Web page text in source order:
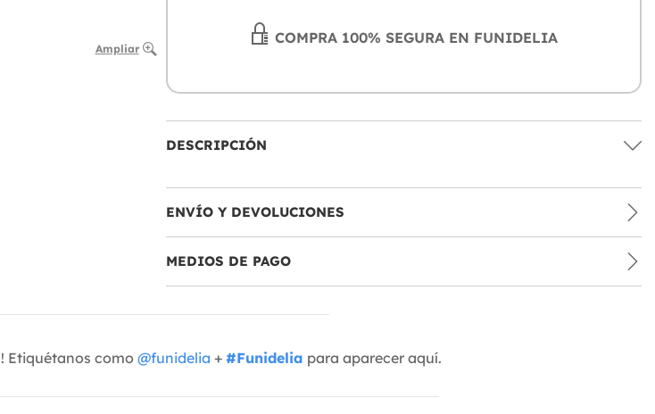
Ampliar
COMPRA 100% SEGURA EN FUNIDELIA
DESCRIPCIÓN
ENVÍO Y DEVOLUCIONES
MEDIOS DE PAGO
! Etiquétanos como @funidelia + #Funidelia para aparecer aquí.